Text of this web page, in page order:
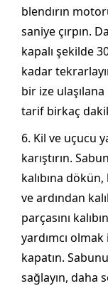
blendırın
saniye çırpın.
kapalı şekilde
kadar
bir ize
tarif birkaç
Kil ve uçucu
karıştırın.
kalıbına
ve ardından
parçasını
yardımcı
kapatın.
sağlayın, daha